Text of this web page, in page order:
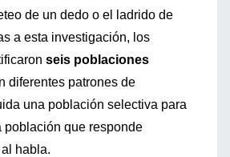
de un dedo o el ladrido de
a esta investigación, los
seis poblaciones
diferentes patrones de
una población selectiva para
población que responde
habla.